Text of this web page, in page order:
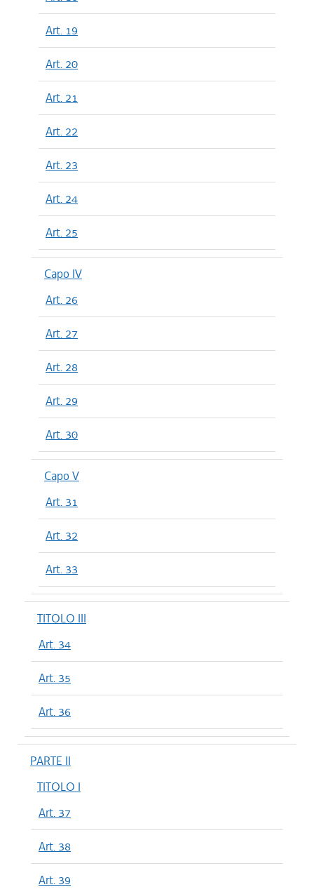
Art. 19
Art. 20
Art. 21
Art. 22
Art. 23
Art. 24
Art. 25
Capo IV
Art. 26
Art. 27
Art. 28
Art. 29
Art. 30
Capo V
Art. 31
Art. 32
Art. 33
TITOLO III
Art. 34
Art. 35
Art. 36
PARTE II
TITOLO I
Art. 37
Art. 38
Art. 39